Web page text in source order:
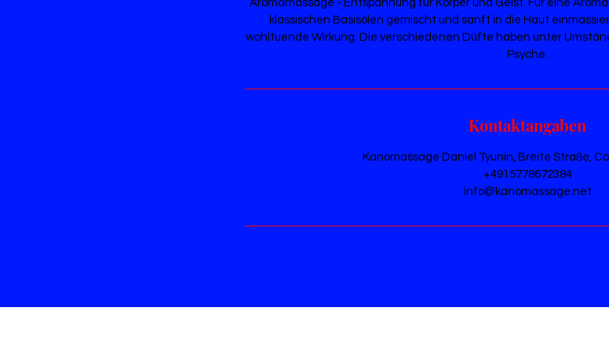
Aromamassage - Entspannung für Körper und Geist. Für eine
klassischen Basisölen gemischt und sanft in die Haut
wohltuende Wirkung. Die verschiedenen Düfte haben unter
Psyche.
Kontaktangaben
Kanomassage Daniel Tyunin, Breite Straße,
+49 15778672384
info@kanomassage.net